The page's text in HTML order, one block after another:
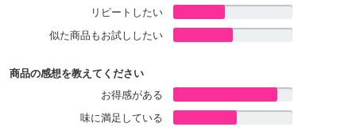
本商品は沖縄・離島へのお届けはできませんので、ご了承くださ
【割るだけスープ とうもろこしスープ】
とうもろこしのやさしい甘さがおいしい「とうもろこしスープ」で
す。割るだけの手軽さで素材の美味しさを生かしたスープが飲みた
リピートしたい
似た商品もお試ししたい
商品の感想を教えてください
お得感がある
味に満足している